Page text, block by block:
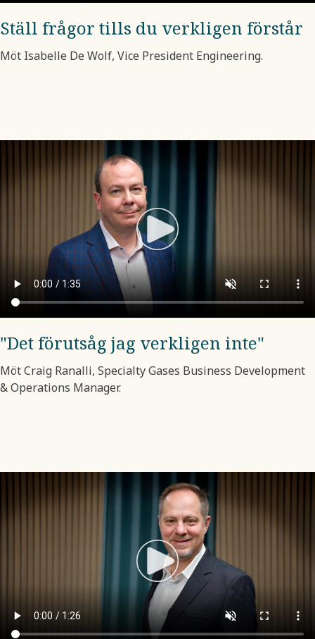
Ställ frågor tills du verkligen förstår
Möt Isabelle De Wolf, Vice President Engineering.
"Det förutsåg jag verkligen inte"
Möt Craig Ranalli, Specialty Gases Business Development
& Operations Manager.